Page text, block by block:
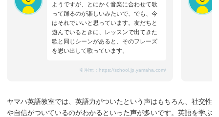
ようですが、とにかく音楽に合わせて歌
って踊るのが楽しいみたいで、でも、今
はそれでいいと思っています。友だちと
遊んでいるときに、レッスンで出てきた
歌と同じシーンがあると、そのフレーズ
を思い出して歌っています。
引用元： https://school.jp.yamaha.com/
ヤマハ英語教室では、英語力がついたという声はもちろん、社交性
や自信がついているのがわかるといった声が多いです。英語を学ぶ